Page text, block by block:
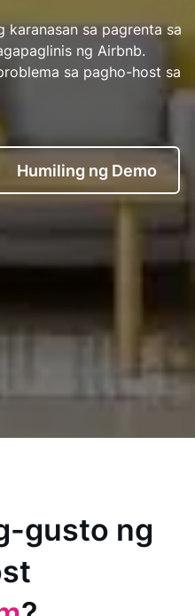
karanasan sa pagrenta sa
ng Airbnb.
sa pagho-host sa
Humiling ng Demo
gusto ng